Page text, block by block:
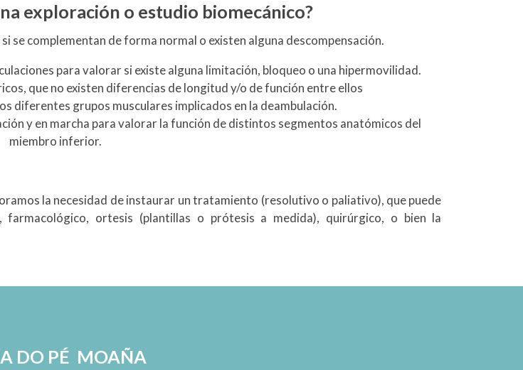
exploración o estudio biomecánico?
se complementan de forma normal o existen alguna descompensación.
para valorar si existe alguna limitación, bloqueo o una hipermovilidad.
que no existen diferencias de longitud y/o de función entre ellos
diferentes grupos musculares implicados en la deambulación.
y en marcha para valorar la función de distintos segmentos anatómicos del
miembro inferior.
la necesidad de instaurar un tratamiento (resolutivo o paliativo), que puede
farmacológico, ortesis (plantillas o prótesis a medida), quirúrgico, o bien la
DO PÉ MOAÑA